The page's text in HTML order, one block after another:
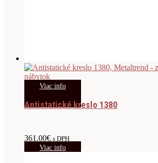
Viac info
Antistatické kreslo 1380
361.00€ s DPH
Viac info